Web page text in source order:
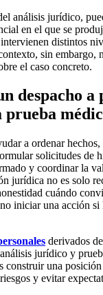
análisis jurídico,
en el que se
distintos
sin embargo,
el caso concreto.
despacho
prueba
a ordenar hechos,
solicitudes de
y coordinar la
jurídica no es solo
cuándo
iniciar una acción si
derivados
jurídico y
construir una
y evitar